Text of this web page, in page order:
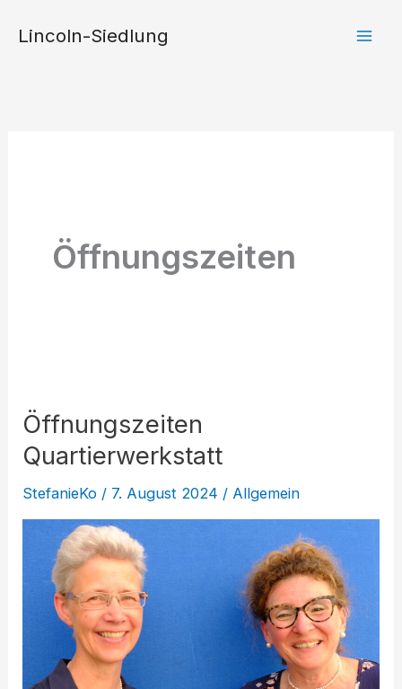
InhaltLincoln-Siedlung
Öffnungszeiten
Öffnungszeiten
Quartierwerkstatt
StefanieKo / 7. August 2024 / Allgemein